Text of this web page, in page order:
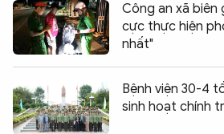
Công an xã biên
cực thực hiện
nhất"
Bệnh viện 30-4
sinh hoạt chính